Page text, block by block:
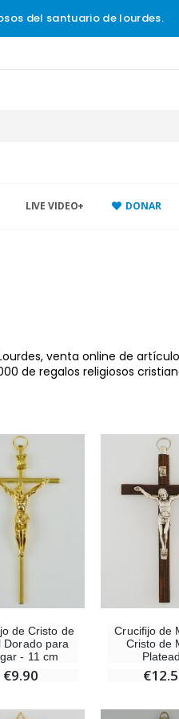
del santuario de lourdes.
LIVE VIDEO+ DONAR
venta online de
de regalos religiosos
de Cristo de
Dorado para
- 11 cm
€9.90
Crucifijo de
Cristo de
-10%
€15.00